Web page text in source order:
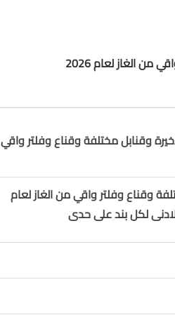
وذخيرة وقنابل مختلفة وقناع وفلتر واقي
وقناع وفلتر واقي من الغاز لعام